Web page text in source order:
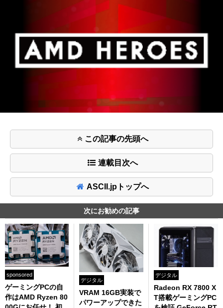
この記事の先頭へ
連載目次へ
ASCII.jpトップへ
次にお勧めの記事
sponsored
ゲーミングPCの⾃
作はAMD Ryzen 80
デジタル
VRAM 16GB実装で
パワーアップできた
デジタル
Radeon RX 7800 X
T搭載ゲーミングPC